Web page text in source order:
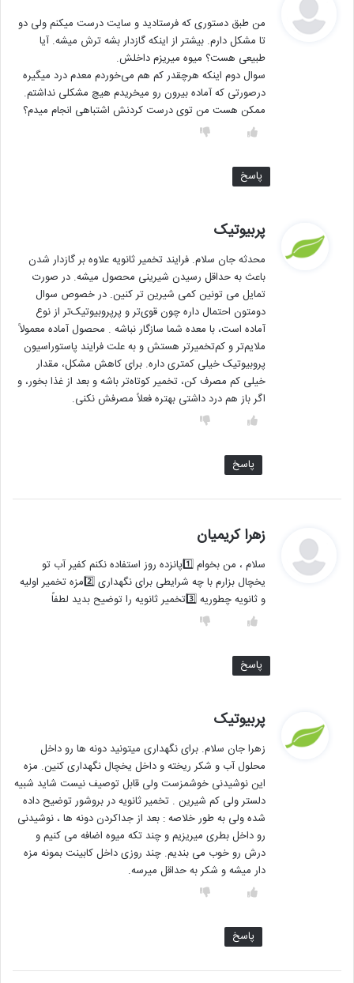
ت
:
من طبق دستوری که فرستادید و سایت درست میکنم ولی دو
تا مشکل دارم. بیشتر از اینکه گازدار بشه ترش میشه. آیا
طبیعی هست؟ میوه میریزم داخلش.
سوال دوم اینکه هرچقدر کم هم می‌خوردم معدم درد میگیره
درصورتی که آماده بیرون رو میخریدم هیچ مشکلی نداشتم.‌
ممکن هست من توی درست کردنش اشتباهی انجام میدم؟
پاسخ
پربیوتیک
ت
:
محدثه جان سلام. فرایند تخمیر ثانویه علاوه بر گازدار شدن
باعث به حداقل رسیدن شیرینی محصول میشه. در صورت
تمایل می تونین کمی شیرین تر کنین. در خصوص سوال
دومتون احتمال داره چون قوی‌تر و پرپروبیوتیک‌تر از نوع
آماده است، با معده شما سازگار نباشه . محصول آماده معمولاً
ملایم‌تر و کم‌تخمیرتر هستش و به علت فرایند پاستوراسیون
پروبیوتیک خیلی کمتری داره. برای کاهش مشکل، مقدار
خیلی کم مصرف کن، تخمیر کوتاه‌تر باشه و بعد از غذا بخور، و
اگر باز هم درد داشتی بهتره فعلاً مصرفش نکنی.
پاسخ
زهرا کریمیان
ت
:
سلام ، من بخوام 1️⃣پانزده روز استفاده نکنم کفیر آب تو
یخچال بزارم با چه شرایطی برای نگهداری 2️⃣مزه تخمیر اولیه
و ثانویه چطوریه 3️⃣تخمیر ثانویه را توضیح بدید لطفاً
پاسخ
پربیوتیک
ت
زهرا جان سلام. برای نگهداری میتونید دونه ها رو داخل
محلول آب و شکر ریخته و داخل یخچال نگهداری کنین. مزه
این نوشیدنی خوشمزست ولی قابل توصیف نیست شاید شبیه
دلستر ولی کم شیرین . تخمیر ثانویه در بروشور توضیح داده
شده ولی به طور خلاصه : بعد از جداکردن دونه ها ، نوشیدنی
رو داخل بطری میریزیم و چند تکه میوه اضافه می کنیم و
درش رو خوب می بندیم. چند روزی داخل کابینت بمونه مزه
دار میشه و شکر به حداقل میرسه.
پاسخ